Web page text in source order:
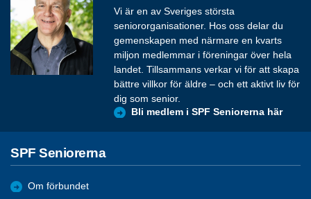
Vi är en av Sveriges största
seniororganisationer. Hos oss delar du
gemenskapen med närmare en kvarts
miljon medlemmar i föreningar över hela
landet. Tillsammans verkar vi för att skapa
bättre villkor för äldre – och ett aktivt liv för
dig som senior.
Bli medlem i SPF Seniorerna här
SPF Seniorerna
Om förbundet